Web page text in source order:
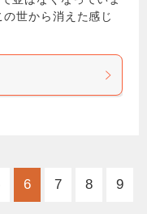
世から消えた感じ
6 7 8 9